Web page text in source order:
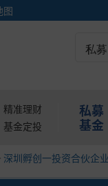
图
私募
精准理财
基金定投
私募
基金
深圳孵创一投资合伙企